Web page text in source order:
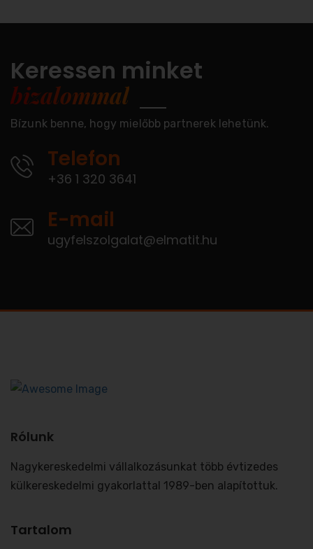
Keressen minket
bizalommal
Bízunk benne, hogy mielőbb partnerek lehetünk.
Telefon
+36 1 320 3641
E-mail
ugyfelszolgalat@elmatit.hu
Rólunk
Nagykereskedelmi vállalkozásunkat több évtizedes
külkereskedelmi gyakorlattal 1989-ben alapítottuk.
Tartalom